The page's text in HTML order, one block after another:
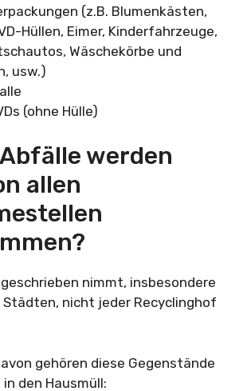
(z.B. Blumenkästen,
Hüllen, Eimer, Kinderfahrzeuge,
Wäschekörbe und
usw.)
(ohne Hülle)
werden
allen
nimmt, insbesondere
Städten, nicht jeder Recyclinghof
gehören diese Gegenstände
den Hausmüll: